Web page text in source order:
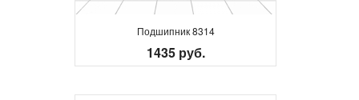
Подшипник 8314
1435 руб.